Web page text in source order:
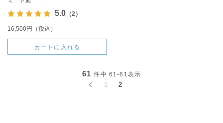
5.0（2）
16,500円（税込）
カートに入れる
61 件中 61-61 表示
1 2